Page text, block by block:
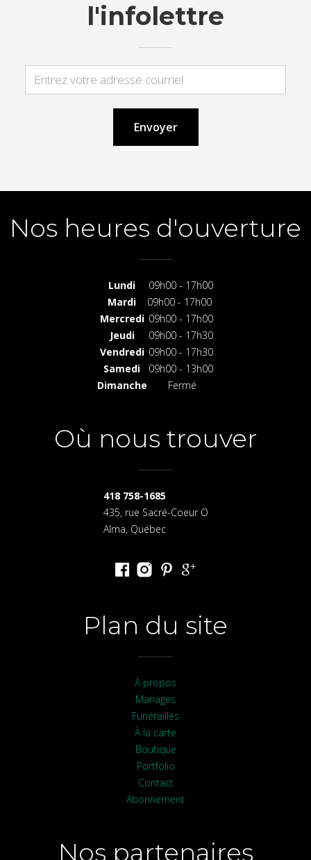
l'infolettre
Nos heures d'ouverture
Lundi
09h00 - 17h00
Mardi
09h00 - 17h00
Mercredi 09h00 - 17h00
Jeudi
09h00 - 17h30
Vendredi 09h00 - 17h30
Samedi
09h00 - 13h00
Dimanche
Fermé
Où nous trouver
418 758-1685
435, rue Sacré-Coeur O
Alma, Québec
Plan du site
À propos
Mariages
Funérailles
À la carte
Boutique
Portfolio
Contact
Abonnement
Nos partenaires